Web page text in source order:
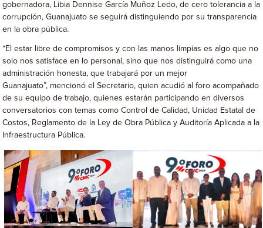
gobernadora, Libia Dennise García Muñoz Ledo, de cero tolerancia a la
corrupción, Guanajuato se seguirá distinguiendo por su transparencia
en la obra pública.
“El estar libre de compromisos y con las manos limpias es algo que no
solo nos satisface en lo personal, sino que nos distinguirá como una
administración honesta, que trabajará por un mejor
Guanajuato”, mencionó el Secretario, quien acudió al foro acompañado
de su equipo de trabajo, quienes estarán participando en diversos
conversatorios con temas como Control de Calidad, Unidad Estatal de
Costos, Reglamento de la Ley de Obra Pública y Auditoría Aplicada a la
Infraestructura Pública.